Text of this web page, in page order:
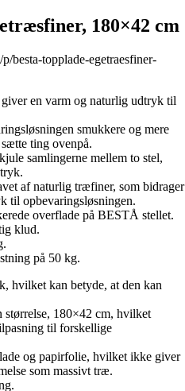
180×42 cm
besta-topplade-egetraesfiner-
en varm og naturlig udtryk til
smukkere og mere
ting ovenpå.
samlingerne mellem to stel,
af naturlig træfiner, som bidrager
til opbevaringsløsningen.
overflade på BESTÅ stellet.
klud.
på 50 kg.
hvilket kan betyde, at den kan
størrelse, 180×42 cm, hvilket
til forskellige
og papirfolie, hvilket ikke giver
som massivt træ.